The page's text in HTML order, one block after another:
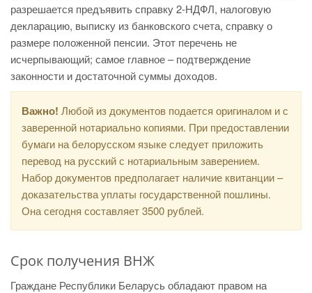
разрешается предъявить справку 2-НДФЛ, налоговую
декларацию, выписку из банковского счета, справку о
размере положенной пенсии. Этот перечень не
исчерпывающий; самое главное – подтверждение
законности и достаточной суммы доходов.
Важно! Любой из документов подается оригиналом и с
заверенной нотариально копиями. При предоставлении
бумаги на белорусском языке следует приложить
перевод на русский с нотариальным заверением.
Набор документов предполагает наличие квитанции –
доказательства уплаты государственной пошлины.
Она сегодня составляет 3500 рублей.
Срок получения ВНЖ
Граждане Республики Беларусь обладают правом на